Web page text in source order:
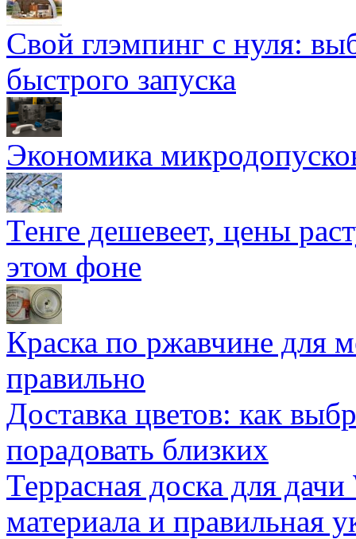
Свой глэмпинг с нуля:
быстрого запуска
Экономика
Тенге дешевеет, цены
этом фоне
Краска по ржавчине для
правильно
Доставка цветов: как
порадовать близких
Террасная доска для
материала и правильная